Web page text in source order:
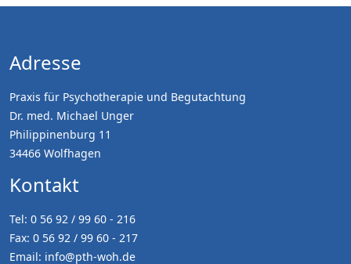
Adresse
Praxis für Psychotherapie und Begutachtung
Dr. med. Michael Unger
Philippinenburg 11
34466 Wolfhagen
Kontakt
Tel: 0 56 92 / 99 60 - 216
Fax: 0 56 92 / 99 60 - 217
Email: info@pth-woh.de